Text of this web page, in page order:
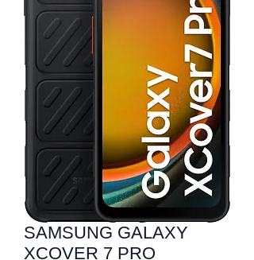
SAMSUNG GALAXY
XCOVER 7 PRO